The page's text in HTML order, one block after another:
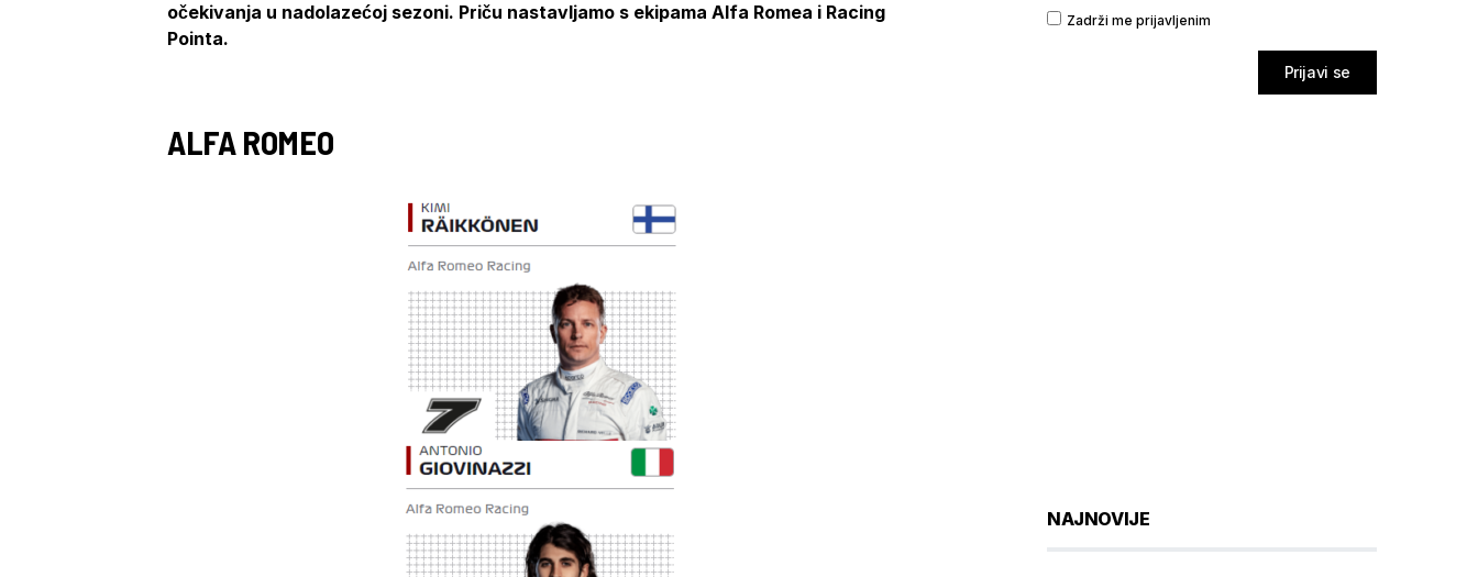
očekivanja u nadolazećoj sezoni. Priču nastavljamo s ekipama Alfa Romea i Racing
Pointa.
ALFA ROMEO
Zadrži me prijavljenim
Prijavi se
NAJNOVIJE